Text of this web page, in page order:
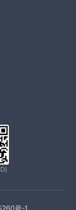
号-1